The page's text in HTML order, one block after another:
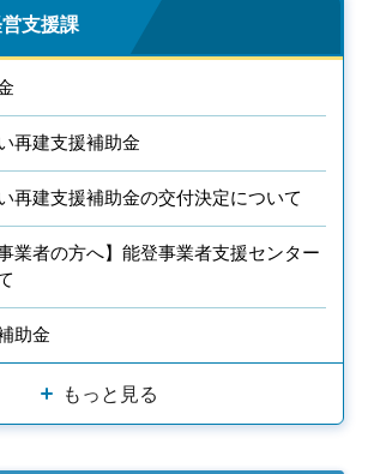
支援課
再建支援補助金
再建支援補助金の交付決定について
業者の方へ】能登事業者支援センター
助金
もっと見る